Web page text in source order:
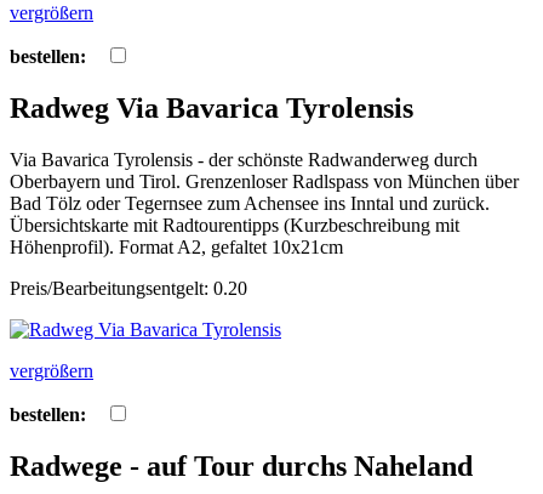
vergrößern
bestellen:
Radweg Via Bavarica Tyrolensis
Via Bavarica Tyrolensis - der schönste Radwanderweg durch
Oberbayern und Tirol. Grenzenloser Radlspass von München über
Bad Tölz oder Tegernsee zum Achensee ins Inntal und zurück.
Übersichtskarte mit Radtourentipps (Kurzbeschreibung mit
Höhenprofil). Format A2, gefaltet 10x21cm
Preis/Bearbeitungsentgelt: 0.20
vergrößern
bestellen:
Radwege - auf Tour durchs Naheland